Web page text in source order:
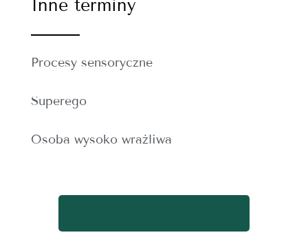
Inne terminy
Procesy sensoryczne
Superego
Osoba wysoko wrażliwa